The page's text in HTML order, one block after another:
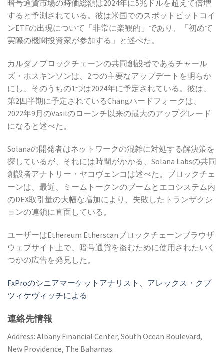
暗号通貨市場の時価総額は2024年に5兆ドルを超えて倍増
すると予測されている。彼は米国でのスポットビットコイ
ンETFの出現について「非常に楽観的」であり、「初めて
実際の機関投資家が参加する」と述べた。
カルダノブロックチェーンの共同創設者であるチャール
ズ・ホスキンソンは、2つの主要なアップデートを明らか
にし、そのうちの1つは2024年に予定されている。彼は、
第2四半期に予定されているChangハードフォークは、
2022年9月のVasilのローンチ以来の最大のアップグレード
になると述べた。
Solanaの開発者はネットワークの混雑に対処する解決策を
探しているが、それには時間がかかる、Solana Labsの共同
創設者アナトリー・ヤコヴェンコは述べた。ブロックチェ
ーンは、最近、ミームトークンのブームとエコシステム内
のDEX取引量の大幅な増加により、失敗したトランザクシ
ョンの連鎖に直面している。
ユーザーはEthereum Etherscanブロックチェーンブラウザ
ウェブサイト上で、暗号通貨を盗むために使用されたいく
つかの広告を発見した。
FxProのシニアマーケットアナリスト、アレックス・クプ
ツィケヴィッチによる
連絡先情報
Address: Albany Financial Center, South Ocean Boulevard,
New Providence, The Bahamas.